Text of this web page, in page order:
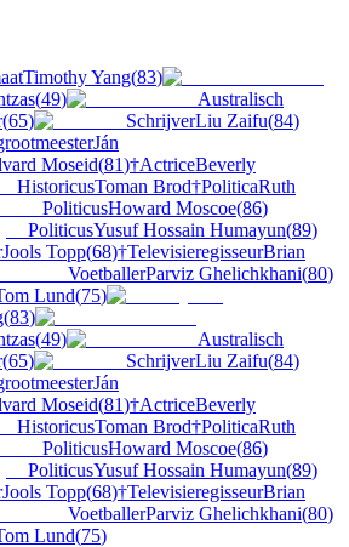
Timothy Yang(83)
(49)
Australisch
(65) SchrijverLiu Zaifu(84)
Ján
Moseid(81)†ActriceBeverly
HistoricusToman Brod†PoliticaRuth
PoliticusHoward Moscoe(86)
PoliticusYusuf Hossain Humayun(89)
Jools Topp(68)†TelevisieregisseurBrian
VoetballerParviz Ghelichkhani(80)
Lund(75)
(83)
(49)
Australisch
(65) SchrijverLiu Zaifu(84)
Ján
Moseid(81)†ActriceBeverly
HistoricusToman Brod†PoliticaRuth
PoliticusHoward Moscoe(86)
PoliticusYusuf Hossain Humayun(89)
Jools Topp(68)†TelevisieregisseurBrian
VoetballerParviz Ghelichkhani(80)
Lund(75)